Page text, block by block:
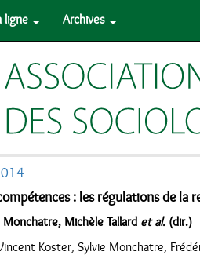
ligne Archives
: les régulations de la
Michèle Tallard et al. (dir.)
Koster, Sylvie Monchatre,